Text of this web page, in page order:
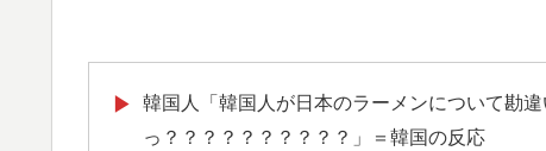
▶
韓国人「韓国人が日本のラーメンについて勘
っ？？？？？？？？？？」＝韓国の反応